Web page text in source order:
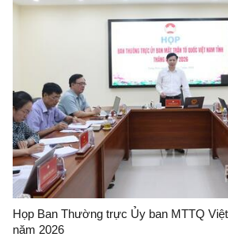
Họp Ban Thường trực Ủy ban MTTQ
năm 2026